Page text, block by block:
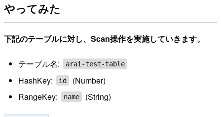
やってみた
下記のテーブルに対し、Scan操作を実施していきます。
テーブル名: arai-test-table
HashKey: id
(Number)
RangeKey:
name (String)